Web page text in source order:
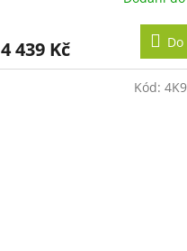
4 439 Kč
Kód: